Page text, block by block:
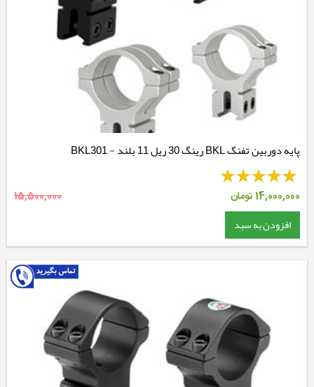
پایه دوربین تفنگ BKL رینگ 30 ریل 11 بلند - BKL301
14,000,000 تومان 15,500,000
افزودن به سبد